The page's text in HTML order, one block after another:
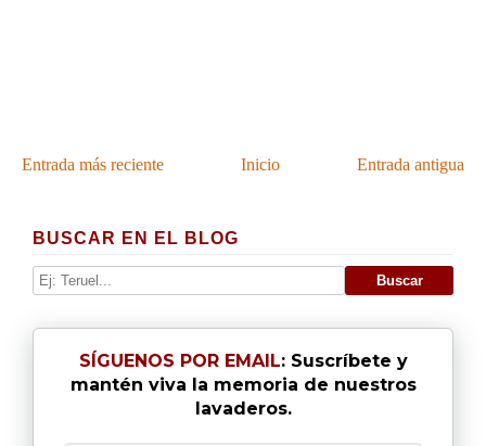
Entrada más reciente Entrada antigua
Inicio
BUSCAR EN EL BLOG
SÍGUENOS POR EMAIL: Suscríbete y
mantén viva la memoria de nuestros
lavaderos.